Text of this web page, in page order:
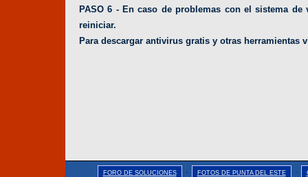
PASO 6 - En caso de problemas con el sistema
reiniciar.
Para descargar antivirus gratis y otras herramientas
FORO DE SOLUCIONES - FOTOS DE PUNTA DEL ESTE -